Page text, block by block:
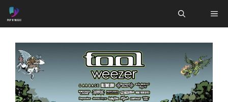
Aller
au